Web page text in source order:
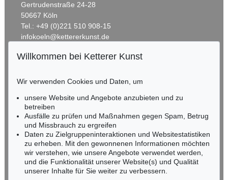
Auktion 514 - Lot 253
, 1978
Ergebnis:€ 125.000
Auktion 553 - Lot 113
OE 264
Ergebnis:
Gertrudenstraße 24-28
50667 Köln
Tel.: +49 (0)221 510 908-15
infokoeln@kettererkunst.de
RHEINLAND-PFALZ
Miriam Heß
Tel.: +49 (0)62 21 58 80-038
Fax: +49 (0)62 21 58 80-595
infoheidelberg@kettererkunst.de
NORDDEUTSCHLAND
Nico Kassel, M.A.
Tel.: +49 (0)89 55244-164
Willkommen bei Ketterer Kunst
Wir verwenden Cookies und Daten, um
unsere Website und Angebote anzubieten und zu
betreiben
Ausfälle zu prüfen und Maßnahmen gegen Spam, Betrug
und Missbrauch zu ergreifen
Daten zu Zielgruppeninteraktionen und Websitestatistiken
zu erheben. Mit den gewonnenen Informationen möchten
wir verstehen, wie unsere Angebote verwendet werden,
und die Funktionalität unserer Website(s) und Qualität
unserer Inhalte für Sie weiter zu verbessern.